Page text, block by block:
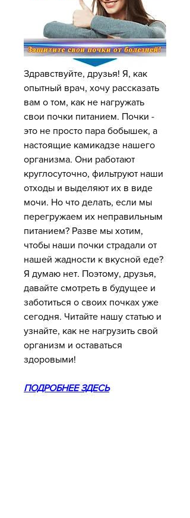
Здравствуйте, друзья! Я, как
опытный врач, хочу рассказать
вам о том, как не нагружать
свои почки питанием. Почки -
это не просто пара бобышек, а
настоящие камикадзе нашего
организма. Они работают
круглосуточно, фильтруют наши
отходы и выделяют их в виде
мочи. Но что делать, если мы
перегружаем их неправильным
питанием? Разве мы хотим,
чтобы наши почки страдали от
нашей жадности к вкусной еде?
Я думаю нет. Поэтому, друзья,
давайте смотреть в будущее и
заботиться о своих почках уже
сегодня. Читайте нашу статью и
узнайте, как не нагрузить свой
организм и оставаться
здоровыми!
ПОДРОБНЕЕ ЗДЕСЬ